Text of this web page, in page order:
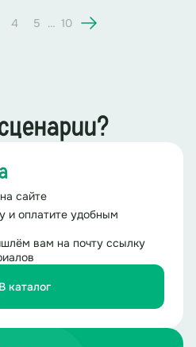
4 5 … 10
сайте
и оплатите удобным
вам на почту ссылку
В каталог